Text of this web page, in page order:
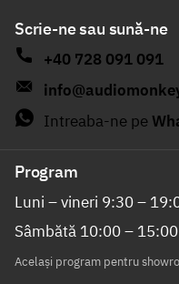
Scrie-ne sau sună-ne
+40 728 091 091
Intreaba-ne pe
Program
Luni – vineri 9:30 –
Sâmbătă 10:00 – 15:00
Același program pentru